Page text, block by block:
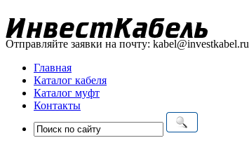
Отправляйте заявки на почту: kabel@investkabel.ru
Главная
Каталог кабеля
Каталог муфт
Контакты